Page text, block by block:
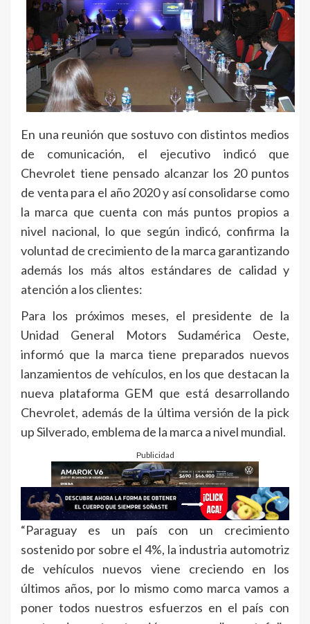
En una reunión que sostuvo con distintos medios
de comunicación, el ejecutivo indicó que
Chevrolet tiene pensado alcanzar los 20 puntos
de venta para el año 2020 y así consolidarse como
la marca que cuenta con más puntos propios a
nivel nacional, lo que según indicó, confirma la
voluntad de crecimiento de la marca garantizando
además los más altos estándares de calidad y
atención a los clientes:
Para los próximos meses, el presidente de la
Unidad General Motors Sudamérica Oeste,
informó que la marca tiene preparados nuevos
lanzamientos de vehículos, en los que destacan la
nueva plataforma GEM que está desarrollando
Chevrolet, además de la última versión de la pick
up Silverado, emblema de la marca a nivel mundial.
Publicidad
“Paraguay es un país con un crecimiento
sostenido por sobre el 4%, la industria automotriz
de vehículos nuevos viene creciendo en los
últimos años, por lo mismo como marca vamos a
poner todos nuestros esfuerzos en el país con